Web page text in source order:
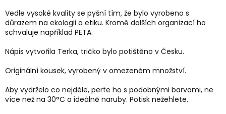
Vedle vysoké kvality se pyšní tím, že bylo vyrobeno s
důrazem na ekologii a etiku. Kromě dalších organizací ho
schvaluje například PETA.
Nápis vytvořila Terka, tričko bylo potištěno v Česku.
Originální kousek, vyrobený v omezeném množství.
Aby vydrželo co nejdéle, perte ho s podobnými barvami, ne
více než na 30°C a ideálně naruby. Potisk nežehlete.